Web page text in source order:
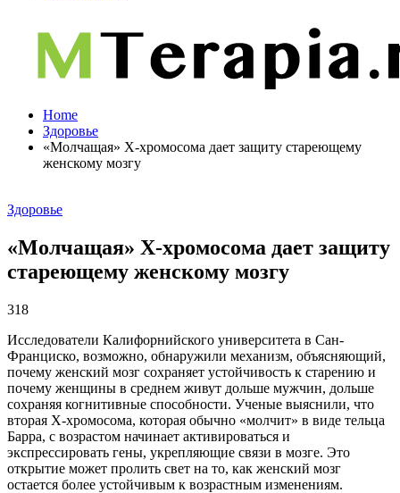
Home
Здоровье
«Молчащая» Х-хромосома дает защиту стареющему
женскому мозгу
Здоровье
«Молчащая» Х-хромосома дает защиту
стареющему женскому мозгу
318
Исследователи Калифорнийского университета в Сан-
Франциско, возможно, обнаружили механизм, объясняющий,
почему женский мозг сохраняет устойчивость к старению и
почему женщины в среднем живут дольше мужчин, дольше
сохраняя когнитивные способности. Ученые выяснили, что
вторая X-хромосома, которая обычно «молчит» в виде тельца
Барра, с возрастом начинает активироваться и
экспрессировать гены, укрепляющие связи в мозге. Это
открытие может пролить свет на то, как женский мозг
остается более устойчивым к возрастным изменениям.